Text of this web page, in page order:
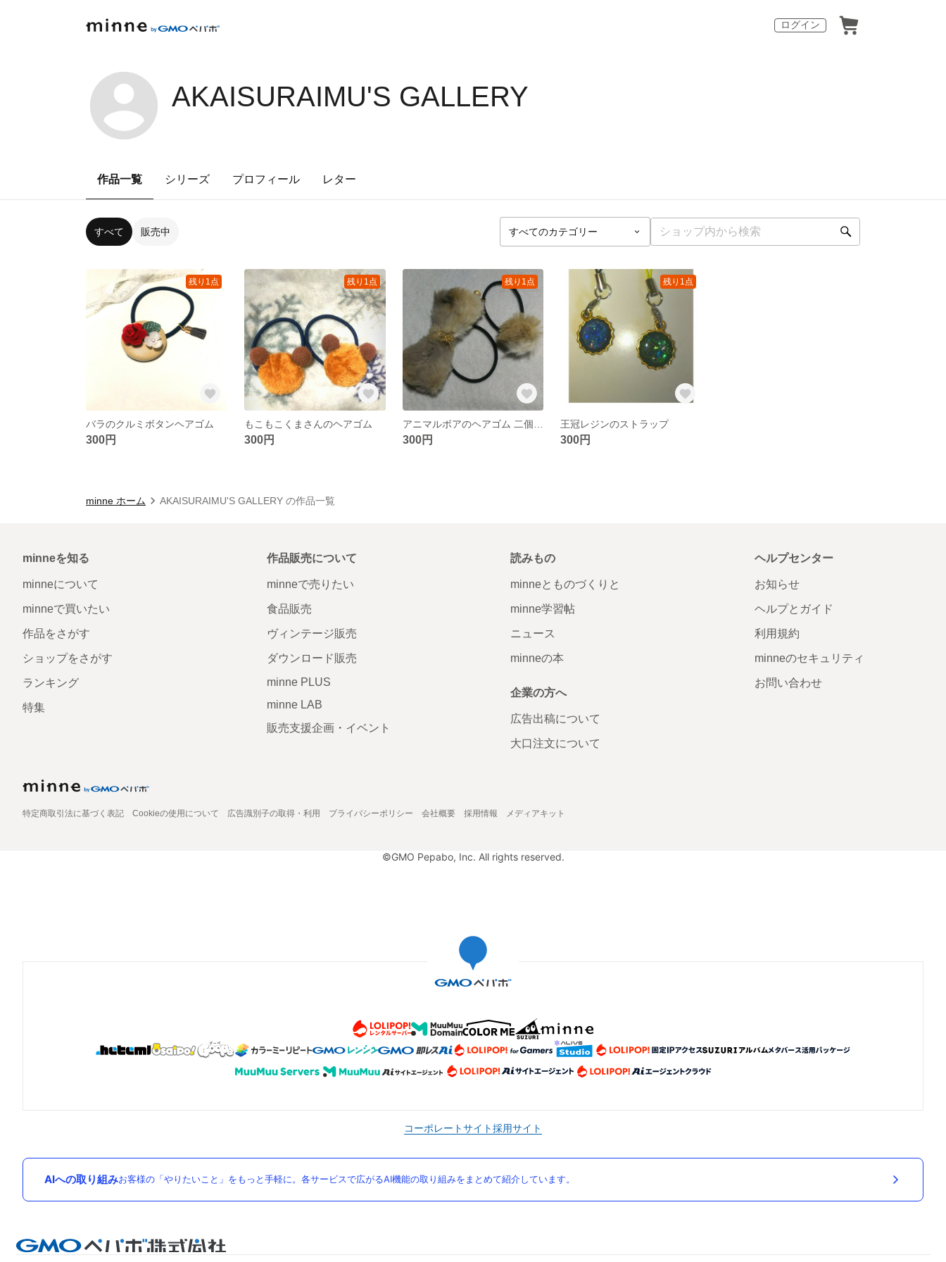
ログイン
AKAISURAIMU'S GALLERY
作品一覧 シリーズ プロフィール レター
すべて 販売中
残り1点
バラのクルミボタンヘアゴム
300円
残り1点
もこもこくまさんのヘアゴム
300円
残り1点
300円
残り1点
王冠レジンのストラップ
300円
minne ホーム AKAISURAIMU'S GALLERY の作品一覧
minneを知る
minneについて
minneで買いたい
作品をさがす
ショップをさがす
ランキング
特集
作品販売について
minneで売りたい
食品販売
ヴィンテージ販売
ダウンロード販売
minne PLUS
minne LAB
販売支援企画・イベント
読みもの
minneとものづくりと
minne学習帖
ニュース
minneの本
企業の方へ
広告出稿について
大口注文について
ヘルプセンター
お知らせ
ヘルプとガイド
利用規約
minneのセキュリティ
お問い合わせ
特定商取引法に基づく表記 Cookieの使用について 広告識別子の取得・利用 プライバシーポリシー 会社概要 採用情報 メディアキット
©GMO Pepabo, Inc. All rights reserved.
コーポレートサイト採用サイト
AIへの取り組みお客様の「やりたいこと」をもっと手軽に。各サービスで広がるAI機能の取り組みをまとめて紹介しています。